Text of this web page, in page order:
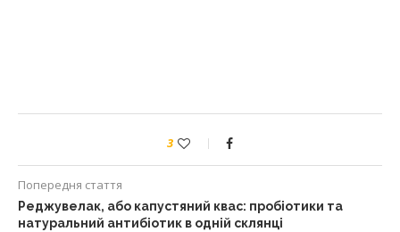
3
Попередня стаття
Реджувелак, або капустяний квас: пробіотики та
натуральний антибіотик в одній склянці